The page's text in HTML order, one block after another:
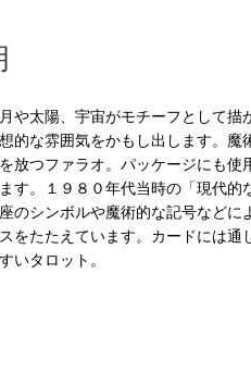
や太陽、宇宙がモチーフとして
的な雰囲気をかもし出します。魔
放つファラオ。パッケージにも
す。１９８０年代当時の「現代
のシンボルや魔術的な記号など
をたたえています。カードには
いタロット。